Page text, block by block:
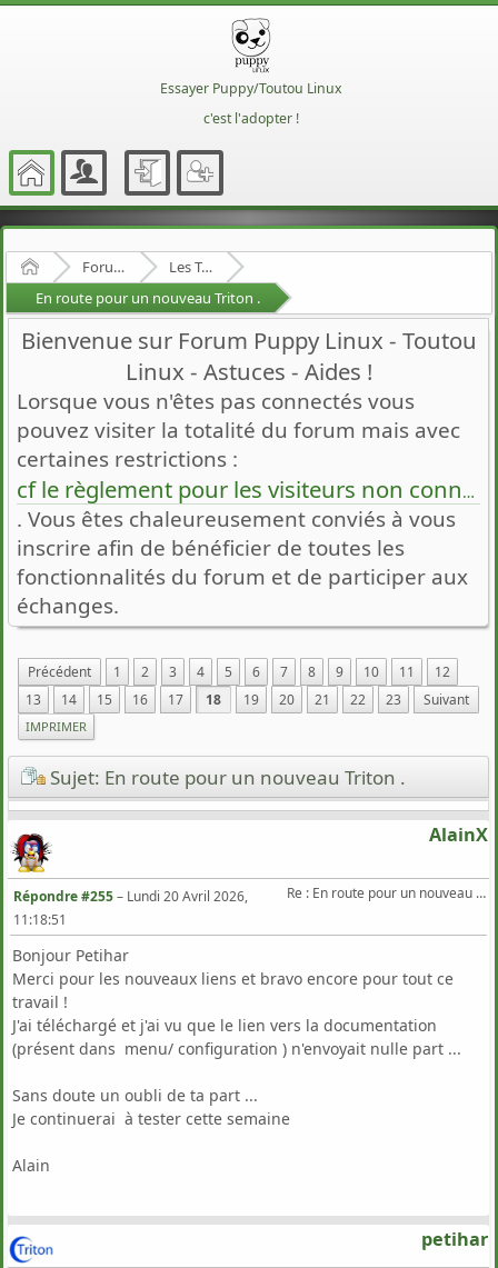
Essayer Puppy/Toutou Linux
c'est l'adopter !
Accueil Forum Francophone de Puppy/Toutou Linux
Les Toutous
En route pour un nouveau Triton .
Bienvenue sur Forum Puppy Linux - Toutou
Linux - Astuces - Aides !
Lorsque vous n'êtes pas connectés vous
pouvez visiter la totalité du forum mais avec
certaines restrictions :
cf le règlement pour les visiteurs non connectés
. Vous êtes chaleureusement conviés à vous
inscrire afin de bénéficier de toutes les
fonctionnalités du forum et de participer aux
échanges.
Précédent 1 2 3 4 5 6 7 8 9 10 11
12
13
14 15 16 17 18 19 20 21 22 23 Suivant
IMPRIMER
Sujet: En route pour un nouveau Triton .
AlainX
Re : En route pour un nouveau Triton .
Répondre #255– Lundi 20 Avril 2026,
11:18:51
Bonjour Petihar
Merci pour les nouveaux liens et bravo encore pour tout ce
travail !
J'ai téléchargé et j'ai vu que le lien vers la documentation
(présent dans menu/ configuration ) n'envoyait nulle part ...
Sans doute un oubli de ta part ...
Je continuerai à tester cette semaine
Alain
petihar